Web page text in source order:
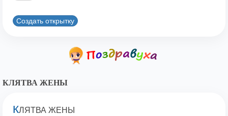
Создать открытку
КЛЯТВА ЖЕНЫ
КЛЯТВА ЖЕНЫ